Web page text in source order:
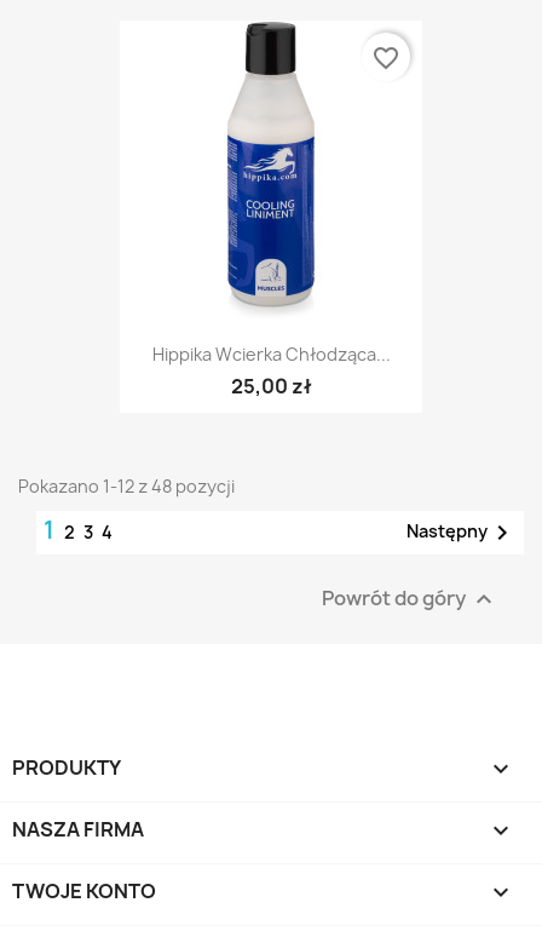
Hippika Wcierka Chłodząca...
25,00 zł
favorite_border
Pokazano 1-12 z 48 pozycji
1 2 3 4 Następny 
Powrót do góry 
PRODUKTY 
NASZA FIRMA 
TWOJE KONTO 